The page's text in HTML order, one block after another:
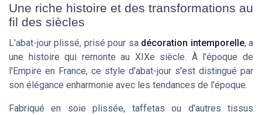
Une riche histoire et des transformations au
fil des siècles
L'abat-jour plissé, prisé pour sa décoration intemporelle, a
une histoire qui remonte au XIXe siècle. À l'époque de
l'Empire en France, ce style d'abat-jour s'est distingué par
son élégance enharmonie avec les tendances de l'époque.
Fabriqué en soie plissée, taffetas ou d'autres tissus